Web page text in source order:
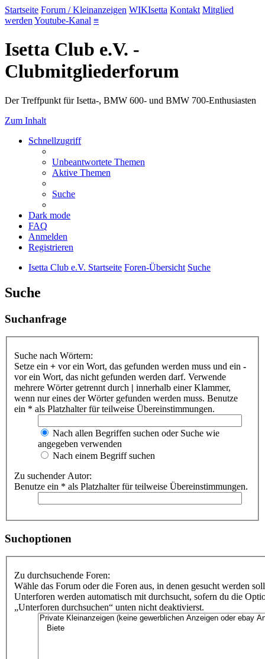
Startseite Forum / Kleinanzeigen WIKIsetta Kontakt Mitglied
werden Youtube-Kanal ≡
Isetta Club e.V. -
Clubmitgliederforum
Der Treffpunkt für Isetta-, BMW 600- und BMW 700-Enthusiasten
Zum Inhalt
Schnellzugriff
Unbeantwortete Themen
Aktive Themen
Suche
Dark mode
FAQ
Anmelden
Registrieren
Isetta Club e.V. Startseite Foren-Übersicht Suche
Suche
Suchanfrage
Suche nach Wörtern:
Setze ein + vor ein Wort, das gefunden werden muss und ein -
vor ein Wort, das nicht gefunden werden darf. Verwende
mehrere Wörter getrennt durch | innerhalb einer Klammer,
wenn nur eines der Wörter gefunden werden muss. Benutze
ein * als Platzhalter für teilweise Übereinstimmungen.
Nach allen Begriffen suchen oder Suche wie
angegeben verwenden
Nach einem Begriff suchen
Zu suchender Autor:
Benutze ein * als Platzhalter für teilweise Übereinstimmungen.
Suchoptionen
Zu durchsuchende Foren:
Wähle das Forum oder die Foren aus, in denen gesucht werden
Unterforen werden automatisch mit durchsucht, sofern du die
„Unterforen durchsuchen“ unten nicht deaktivierst.